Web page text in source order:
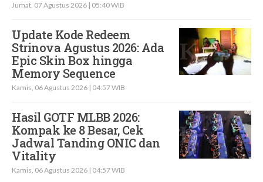
Jumat, 07 Agustus 2026 | 05:40 WIB
Update Kode Redeem
Strinova Agustus 2026: Ada
Epic Skin Box hingga
Memory Sequence
Kamis, 06 Agustus 2026 | 04:57 WIB
Hasil GOTF MLBB 2026:
Kompak ke 8 Besar, Cek
Jadwal Tanding ONIC dan
Vitality
Kamis, 06 Agustus 2026 | 04:57 WIB